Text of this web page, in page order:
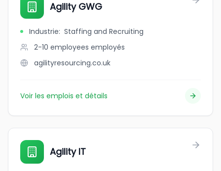
Agility GWG
Industrie: Staffing and Recruiting
2-10 employees employés
agilityresourcing.co.uk
Voir les emplois et détails
Agility IT